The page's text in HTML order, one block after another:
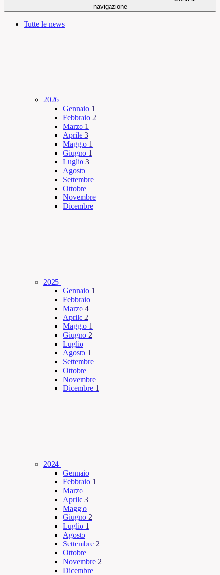
navigazione
Tutte le news
2026
Gennaio 1
Febbraio 2
Marzo 1
Aprile 3
Maggio 1
Giugno 1
Luglio 3
Agosto
Settembre
Ottobre
Novembre
Dicembre
2025
Gennaio 1
Febbraio
Marzo 4
Aprile 2
Maggio 1
Giugno 2
Luglio
Agosto 1
Settembre
Ottobre
Novembre
Dicembre 1
2024
Gennaio
Febbraio 1
Marzo
Aprile 3
Maggio
Giugno 2
Luglio 1
Agosto
Settembre 2
Ottobre
Novembre 2
Dicembre